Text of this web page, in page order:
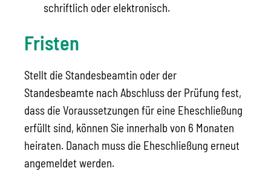
schriftlich oder elektronisch.
Fristen
Stellt die Standesbeamtin oder der
Standesbeamte nach Abschluss der Prüfung fest,
dass die Voraussetzungen für eine Eheschließung
erfüllt sind, können Sie innerhalb von 6 Monaten
heiraten. Danach muss die Eheschließung erneut
angemeldet werden.